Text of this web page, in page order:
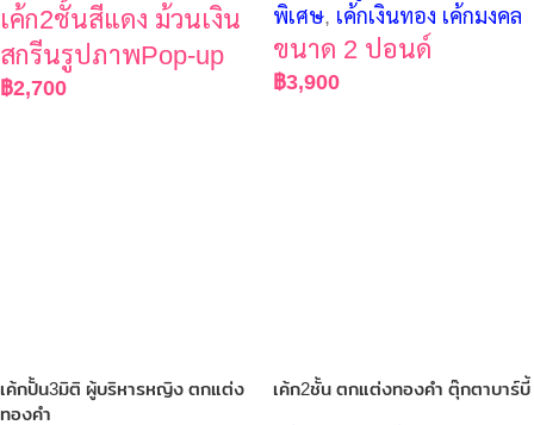
เค้ก2ชั้นสีแดง ม้วนเงิน
สกรีนรูปภาพPop-up
฿2,700
พิเศษ, เค้กเงินทอง เค้กมงคล
ขนาด 2 ปอนด์
฿3,900
เค้กปั้น3มิติ ผู้บริหารหญิง ตกแต่ง
ทองคำ
เค้ก2ชั้น ตกแต่งทองคำ ตุ๊กตาบาร์บี้